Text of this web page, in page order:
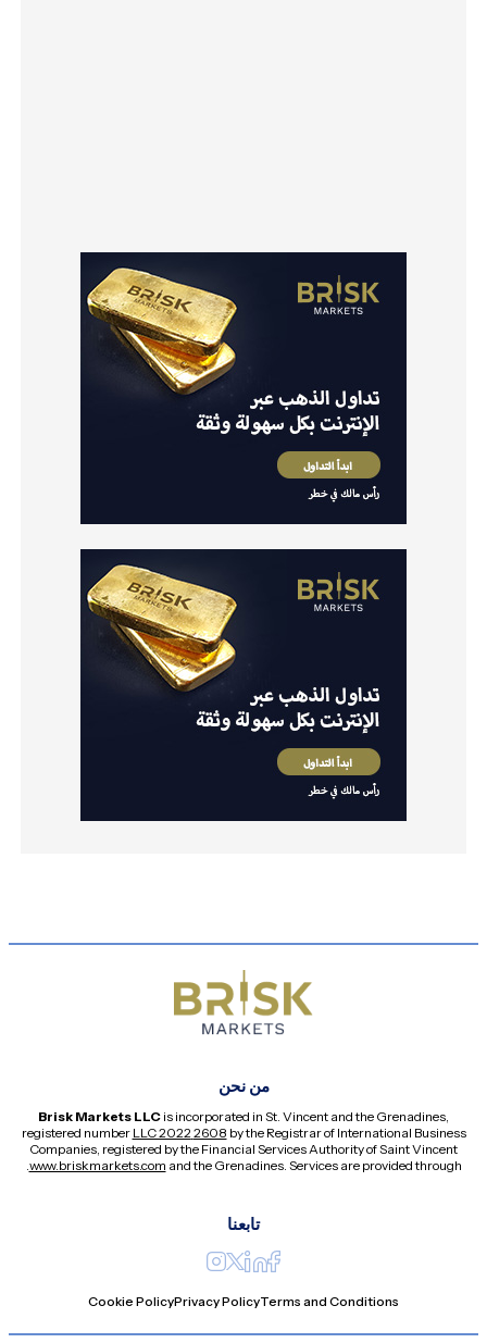
من نحن
Brisk Markets LLC is incorporated in St. Vincent and the Grenadines,
registered number
2608 LLC 2022 by the Registrar of International Business
Companies, registered by the Financial Services Authority of Saint Vincent
and the Grenadines. Services are provided through
www.briskmarkets.com
.
تابعنا
Terms and Conditions
Privacy Policy
Cookie Policy